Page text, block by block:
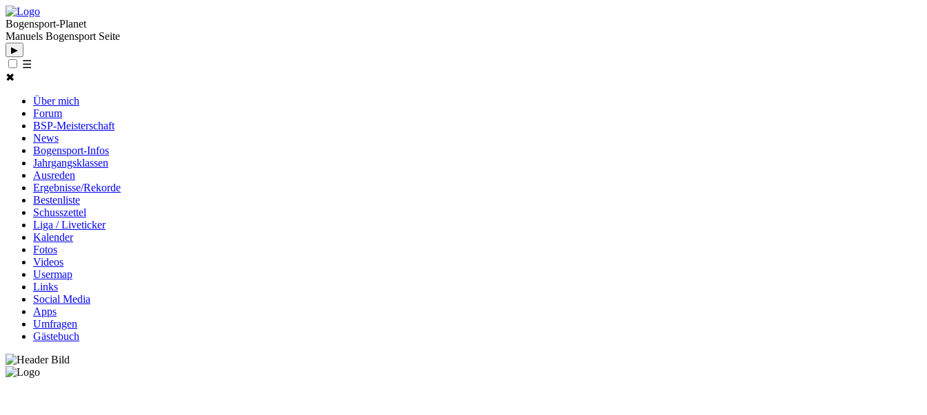
Bogensport-Planet
Manuels Bogensport Seite
▶
☰
✖
Über mich
Forum
BSP-Meisterschaft
News
Bogensport-Infos
Jahrgangsklassen
Ausreden
Ergebnisse/Rekorde
Bestenliste
Schusszettel
Liga / Liveticker
Kalender
Fotos
Videos
Usermap
Links
Social Media
Apps
Umfragen
Gästebuch